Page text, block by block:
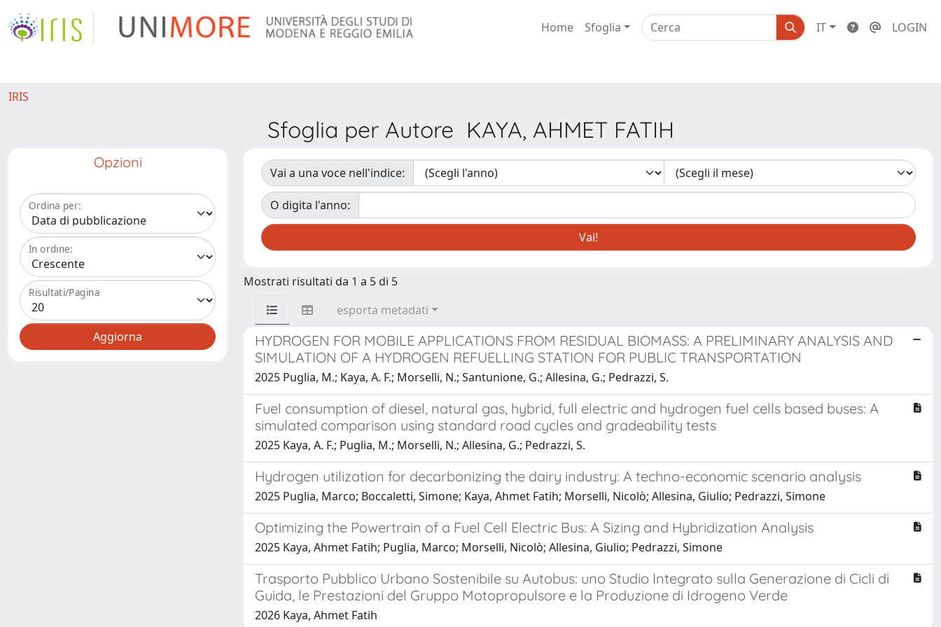
Home Sfoglia IT LOGIN
IRIS
Sfoglia per Autore KAYA, AHMET FATIH
Opzioni
Ordina per:
In ordine:
Risultati/Pagina
Vai a una voce nell'indice:
O digita l'anno:
Mostrati risultati da 1 a 5 di 5
esporta metadati
HYDROGEN FOR MOBILE APPLICATIONS FROM RESIDUAL BIOMASS: A PRELIMINARY ANALYSIS AND
SIMULATION OF A HYDROGEN REFUELLING STATION FOR PUBLIC TRANSPORTATION
2025 Puglia, M.; Kaya, A. F.; Morselli, N.; Santunione, G.; Allesina, G.; Pedrazzi, S.
Fuel consumption of diesel, natural gas, hybrid, full electric and hydrogen fuel cells based buses: A
simulated comparison using standard road cycles and gradeability tests
2025 Kaya, A. F.; Puglia, M.; Morselli, N.; Allesina, G.; Pedrazzi, S.
Hydrogen utilization for decarbonizing the dairy industry: A techno-economic scenario analysis
2025 Puglia, Marco; Boccaletti, Simone; Kaya, Ahmet Fatih; Morselli, Nicolò; Allesina, Giulio; Pedrazzi, Simone
Optimizing the Powertrain of a Fuel Cell Electric Bus: A Sizing and Hybridization Analysis
2025 Kaya, Ahmet Fatih; Puglia, Marco; Morselli, Nicolò; Allesina, Giulio; Pedrazzi, Simone
Trasporto Pubblico Urbano Sostenibile su Autobus: uno Studio Integrato sulla Generazione di Cicli di
Guida, le Prestazioni del Gruppo Motopropulsore e la Produzione di Idrogeno Verde
2026 Kaya, Ahmet Fatih